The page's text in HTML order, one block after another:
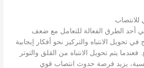
أحد الطرق الفعالة للتعامل مع ضعف
في تحويل الانتباه والتركيز نحو أفكار إيجابية
فعندما يتم تحويل الانتباه من القلق والتوتر
يزيد فرصة حدوث انتصاب قوي